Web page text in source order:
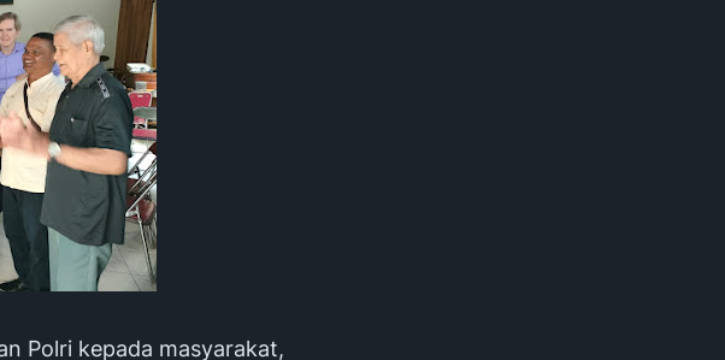
Polri kepada masyarakat,